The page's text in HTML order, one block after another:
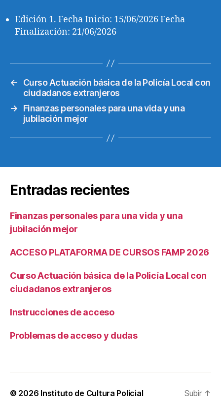
Edición 1. Fecha Inicio: 15/06/2026 Fecha
Finalización: 21/06/2026
←
Curso Actuación básica de la Policía Local con
ciudadanos extranjeros
→
Finanzas personales para una vida y una
jubilación mejor
Entradas recientes
Finanzas personales para una vida y una
jubilación mejor
ACCESO PLATAFORMA DE CURSOS FAMP 2026
Curso Actuación básica de la Policía Local con
ciudadanos extranjeros
Instrucciones de acceso
Problemas de acceso y dudas
© 2026 Instituto de Cultura Policial Subir ↑